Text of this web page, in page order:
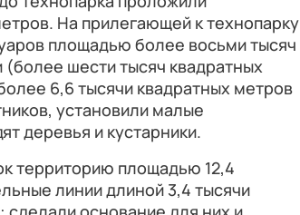
На прилегающей к технопарку
площадью более восьми тысяч
шести тысяч квадратных
6,6 тысячи квадратных метров
установили малые
деревья и кустарники.
территорию площадью 12,4
линии длиной 3,4 тысячи